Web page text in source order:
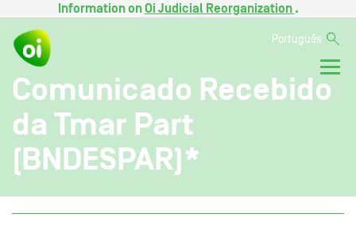
Information onOi Judicial Reorganization .
Português
Comunicado Recebido
da Tmar Part
(BNDESPAR)*